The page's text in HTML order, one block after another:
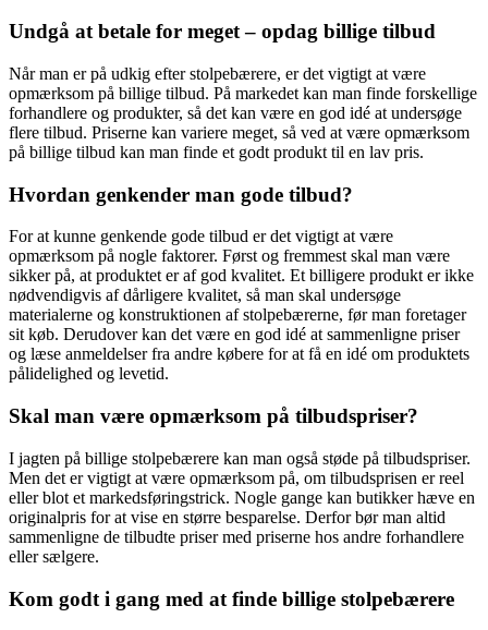
Undgå at betale for meget – opdag billige tilbud
Når man er på udkig efter stolpebærere, er det vigtigt at være
opmærksom på billige tilbud. På markedet kan man finde forskellige
forhandlere og produkter, så det kan være en god idé at undersøge
flere tilbud. Priserne kan variere meget, så ved at være opmærksom
på billige tilbud kan man finde et godt produkt til en lav pris.
Hvordan genkender man gode tilbud?
For at kunne genkende gode tilbud er det vigtigt at være
opmærksom på nogle faktorer. Først og fremmest skal man være
sikker på, at produktet er af god kvalitet. Et billigere produkt er ikke
nødvendigvis af dårligere kvalitet, så man skal undersøge
materialerne og konstruktionen af stolpebærerne, før man foretager
sit køb. Derudover kan det være en god idé at sammenligne priser
og læse anmeldelser fra andre købere for at få en idé om produktets
pålidelighed og levetid.
Skal man være opmærksom på tilbudspriser?
I jagten på billige stolpebærere kan man også støde på tilbudspriser.
Men det er vigtigt at være opmærksom på, om tilbudsprisen er reel
eller blot et markedsføringstrick. Nogle gange kan butikker hæve en
originalpris for at vise en større besparelse. Derfor bør man altid
sammenligne de tilbudte priser med priserne hos andre forhandlere
eller sælgere.
Kom godt i gang med at finde billige stolpebærere